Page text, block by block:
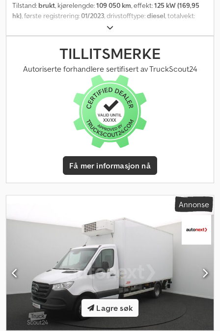
Tilstand: brukt, kjørelengde:109 050 km, effekt:125 kW (169,95
hk), første registrering:01/2023, drivstofftype:diesel, totalvekt:
automatisk
antall seter:3, total lengde:6 046 mm, total bredde:2 035 mm,
2 293 mm , lasteromslengde:3 400 mm
lasteplassbredde: 1 850 mm , lasteromshøyde:1 900 mm
ABS, aircondition, elektronisk stabilitetsprogram (ESP),
navigasjonssystem, partikkelfilter, sentral låsing
TILLITSMERKE
Autoriserte forhandlere sertifisert av TruckScout24
Få mer informasjon nå
Annonse
Lagre søk